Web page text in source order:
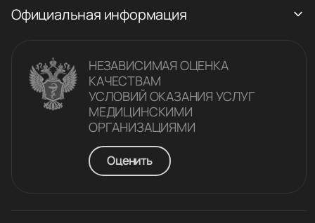
Официальная информация
НЕЗАВИСИМАЯ ОЦЕНКА
КАЧЕСТВАM
УСЛОВИЙ ОКАЗАНИЯ УСЛУГ
МЕДИЦИНСКИМИ
ОРГАНИЗАЦИЯМИ
Оценить